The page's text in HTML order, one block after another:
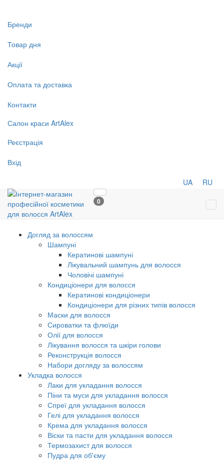
Бренди
Товар дня
Акції
Оплата та доставка
Контакти
Салон краси ArtAlex
Реєстрація
Вхід
UA RU
0
Догляд за волоссям
Шампуні
Кератинові шампуні
Лікувальний шампунь для волосся
Чоловічі шампуні
Кондиціонери для волосся
Кератинові кондиціонери
Кондиціонери для різних типів волосся
Маски для волосся
Сироватки та флюїди
Олії для волосся
Лікування волосся та шкіри голови
Реконструкція волосся
Набори догляду за волоссям
Укладка волосся
Лаки для укладання волосся
Піни та муси для укладання волосся
Спреї для укладання волосся
Гелі для укладання волосся
Крема для укладання волосся
Віски та пасти для укладання волосся
Термозахист для волосся
Пудра для об'єму